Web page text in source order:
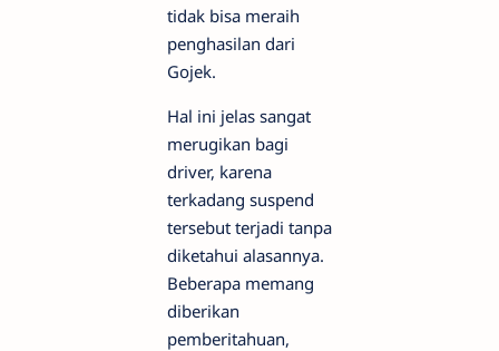
tidak bisa meraih
penghasilan dari
Gojek.
Hal ini jelas sangat
merugikan bagi
driver, karena
terkadang suspend
tersebut terjadi tanpa
diketahui alasannya.
Beberapa memang
diberikan
pemberitahuan,